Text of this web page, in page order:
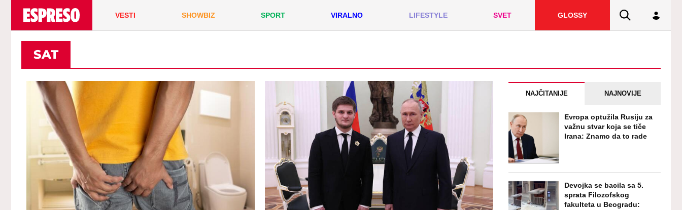
VESTI SHOWBIZ SPORT VIRALNO LIFESTYLE SVET GLOSSY
SAT
NAJČITANIJE NAJNOVIJE
Evropa optužila Rusiju za
važnu stvar koja se tiče
Irana: Znamo da to rade
Devojka se bacila sa 5.
sprata Filozofskog
fakulteta u Beogradu: